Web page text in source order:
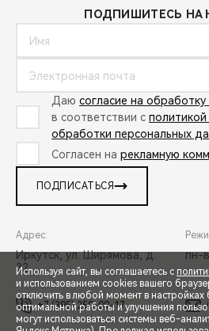
ПОДПИШИТЕСЬ НА
Даю согласие на
в соответствии с
обработки персональных
Согласен на рекламную
ПОДПИСАТЬСЯ
Адрес:
Иркутск, ул. Ширямова, д.
32
пн-
+7 (395) 250-09-17
Используя сайт, вы соглашаетесь с
и использованием cookies вашего
отключить в любой момент в
оптимальной работы и улучшения
могут использоваться системы веб-